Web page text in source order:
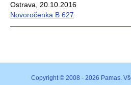
Ostrava, 20.10.2016
Novoročenka B 627
Copyright © 2008 - 2026 Pamas.